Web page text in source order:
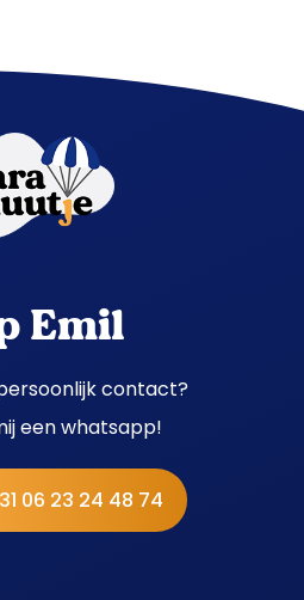
Emil
contact?
een whatsapp!
06 23 24 48 74